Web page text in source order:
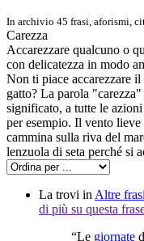
In archivio 45 frasi, aforismi,
Carezza
Accarezzare qualcuno o
con delicatezza in modo
Non ti piace accarezzare
gatto? La parola "carezza"
significato, a tutte le
per esempio. Il vento lieve
cammina sulla riva del
lenzuola di seta perché si
La trovi in Altre
di più su questa
“Le giornate